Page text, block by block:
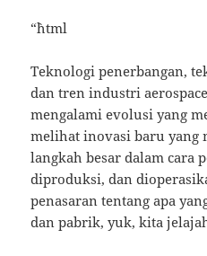
“`html
Teknologi penerbangan,
dan tren industri
mengalami evolusi yang
melihat inovasi baru yang
langkah besar dalam cara
diproduksi, dan
penasaran tentang apa
dan pabrik, yuk, kita